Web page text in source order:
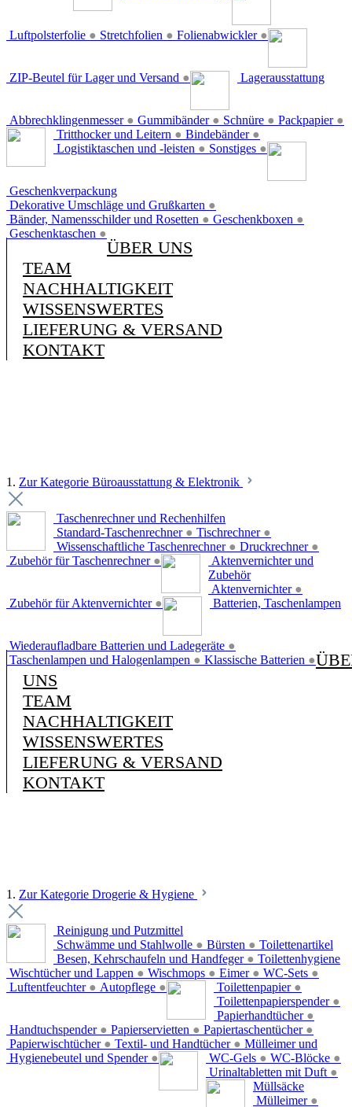
Luftpolsterfolie ● Stretchfolien ● Folienabwickler ●
ZIP-Beutel für Lager und Versand ●
Abbrechklingenmesser ● Gummibänder ● Schnüre ● Packpapier ●
Lagerausstattung
Tritthocker und Leitern ● Bindebänder ●
Logistiktaschen und -leisten ● Sonstiges ●
Geschenkverpackung
Dekorative Umschläge und Grußkarten ●
Bänder, Namensschilder und Rosetten ● Geschenkboxen ●
Geschenktaschen ●
ÜBER UNS
TEAM
NACHHALTIGKEIT
WISSENSWERTES
LIEFERUNG & VERSAND
KONTAKT
1. Zur Kategorie Büroausstattung & Elektronik
Taschenrechner und Rechenhilfen
Standard-Taschenrechner ● Tischrechner ●
Wissenschaftliche Taschenrechner ● Druckrechner ●
Zubehör für Taschenrechner ●
Aktenvernichter und
Zubehör
Aktenvernichter ●
Zubehör für Aktenvernichter ● Batterien, Taschenlampen
Wiederaufladbare Batterien und Ladegeräte ●
Taschenlampen und Halogenlampen ● Klassische Batterien ●
UNS
TEAM
NACHHALTIGKEIT
WISSENSWERTES
LIEFERUNG & VERSAND
KONTAKT
1. Zur Kategorie Drogerie & Hygiene
Reinigung und Putzmittel
Schwämme und Stahlwolle ● Bürsten ●
Besen, Kehrschaufeln und Handfeger ●
Wischtücher und Lappen ● Wischmops ● Eimer ● WC-Sets ●
Luftentfeuchter ● Autopflege ●
Toilettenartikel
Toilettenpapier ●
Toilettenpapierspender ●
Papierhandtücher ●
Handtuchspender ● Papierservietten ● Papiertaschentücher ●
Papierwischtücher ● Textil- und Handtücher ●
Hygienebeutel und Spender ●
Toilettenhygiene
WC-Gels ● WC-Blöcke ●
Urinaltabletten mit Duft ●
Mülleimer und
Müllsäcke
Mülleimer ●